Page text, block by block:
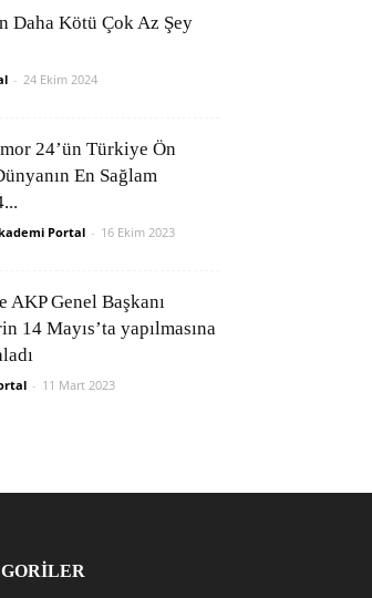
Daha Kötü Çok Az Şey
- 24 Ekim 2024
24’ün Türkiye Ön
En Sağlam
Portal - 16 Ekim 2023
AKP Genel Başkanı
14 Mayıs’ta yapılmasına
- 11 Mart 2023